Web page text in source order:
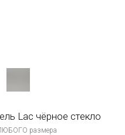
Lac чёрное стекло
размера